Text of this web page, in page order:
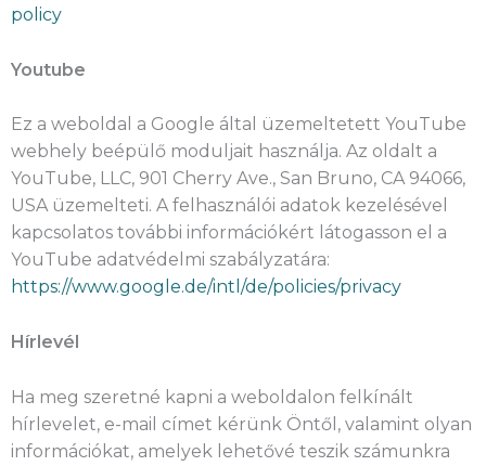
policy
Youtube
Ez a weboldal a Google által üzemeltetett YouTube
webhely beépülő moduljait használja. Az oldalt a
YouTube, LLC, 901 Cherry Ave., San Bruno, CA 94066,
USA üzemelteti. A felhasználói adatok kezelésével
kapcsolatos további információkért látogasson el a
YouTube adatvédelmi szabályzatára:
https://www.google.de/intl/de/policies/privacy
Hírlevél
Ha meg szeretné kapni a weboldalon felkínált
hírlevelet, e-mail címet kérünk Öntől, valamint olyan
információkat, amelyek lehetővé teszik számunkra